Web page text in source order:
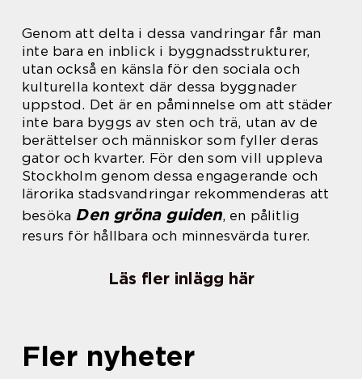
Genom att delta i dessa vandringar får man
inte bara en inblick i byggnadsstrukturer,
utan också en känsla för den sociala och
kulturella kontext där dessa byggnader
uppstod. Det är en påminnelse om att städer
inte bara byggs av sten och trä, utan av de
berättelser och människor som fyller deras
gator och kvarter. För den som vill uppleva
Stockholm genom dessa engagerande och
lärorika stadsvandringar rekommenderas att
besöka Den gröna guiden, en pålitlig
resurs för hållbara och minnesvärda turer.
Läs fler inlägg här
Fler nyheter